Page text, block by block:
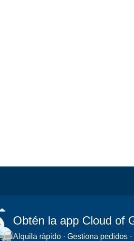
Obtén la app Cloud of
Alquila rápido · Gestiona pedidos